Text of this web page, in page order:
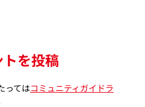
を投稿
ってはコミュニティガイドラ